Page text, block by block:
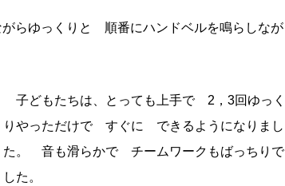
らゆっくりと 順番にハンドベルを鳴らしなが
子どもたちは、とっても上手で 2，3回ゆっく
りやっただけで すぐに できるようになりまし
た。 音も滑らかで チームワークもばっちりで
した。